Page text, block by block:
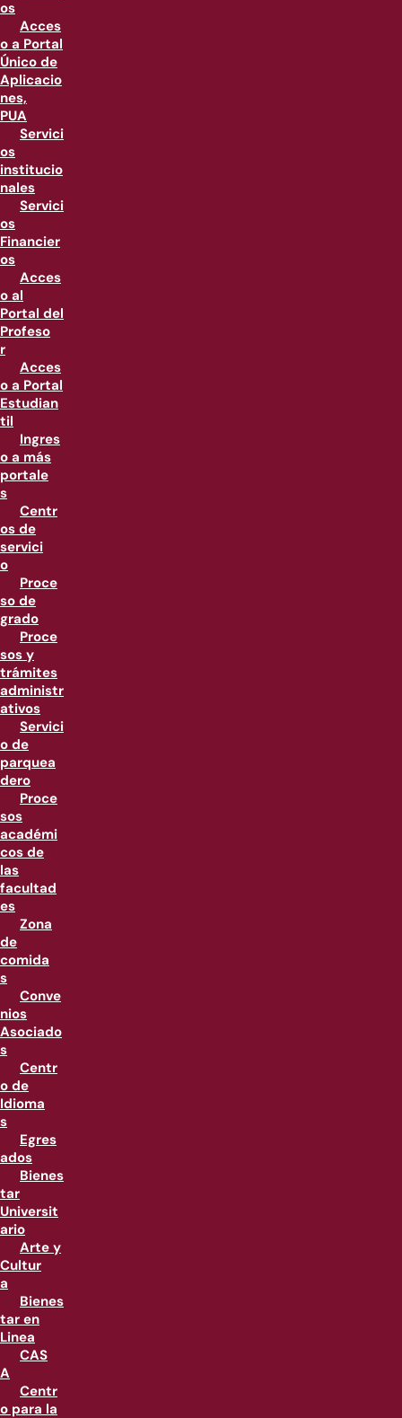
os
Acces
o a Portal
Único de
Aplicacio
nes,
PUA
Servici
os
institucio
nales
Servici
os
Financier
os
Acces
o al
Portal del
Profeso
r
Acces
o a Portal
Estudian
til
Ingres
o a más
portale
s
Centr
os de
servici
o
Proce
so de
grado
Proce
sos y
trámites
administr
ativos
Servici
o de
parquea
dero
Proce
sos
académi
cos de
las
facultad
es
Zona
de
comida
s
Conve
nios
Asociado
s
Centr
o de
Idioma
s
Egres
ados
Bienes
tar
Universit
ario
Arte y
Cultur
a
Bienes
tar en
Linea
CAS
A
Centr
o para la